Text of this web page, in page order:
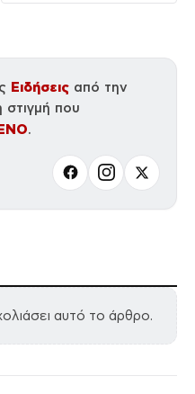
Ειδήσεις από την
που
.
αυτό το άρθρο.